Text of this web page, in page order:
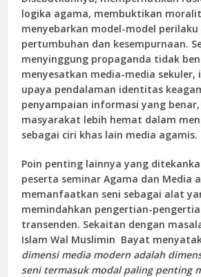
logika agama, membuktikan
menyebarkan model-model perilaku
pertumbuhan dan kesempurnaan.
menyinggung propaganda tidak
menyesatkan media-media sekuler,
upaya pendalaman identitas
penyampaian informasi yang
masyarakat lebih hemat dalam
sebagai ciri khas lain media agamis.
Poin penting lainnya yang
peserta seminar Agama dan Media
memanfaatkan seni sebagai alat
memindahkan pengertian-
transenden. Sekaitan dengan
Islam Wal Muslimin Bayat
dimensi media modern adalah
seni termasuk modal paling penting